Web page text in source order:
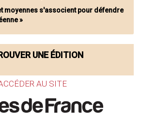
moyennes s'associent pour défendre
»
UNE ÉDITION
AU SITE